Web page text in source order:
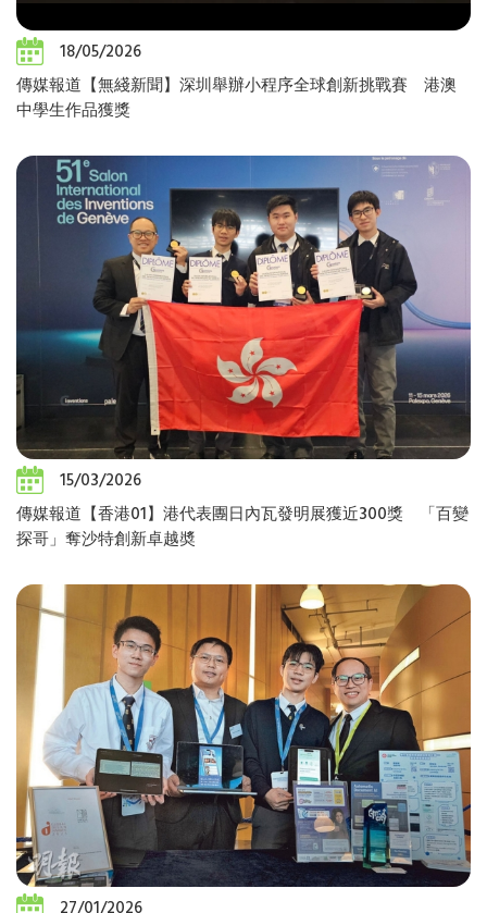
18/05/2026
傳媒報道【無綫新聞】深圳舉辦小程序全球創新挑戰賽 港澳
中學生作品獲獎
15/03/2026
傳媒報道【香港01】港代表團日內瓦發明展獲近300獎 「百變
探哥」奪沙特創新卓越奬